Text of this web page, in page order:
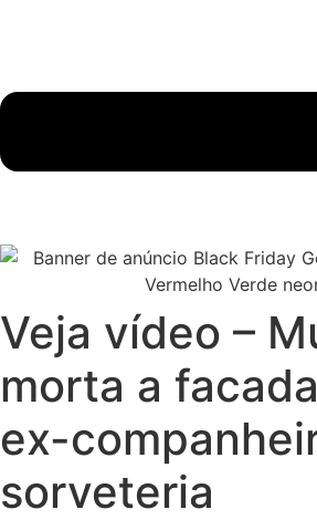
Veja vídeo –
morta a
ex-
sorveteria